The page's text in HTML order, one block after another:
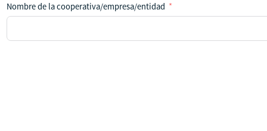
Nombre de la cooperativa/empresa/entidad